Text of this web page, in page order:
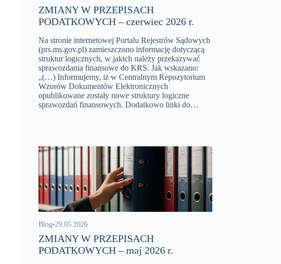
ZMIANY W PRZEPISACH
PODATKOWYCH – czerwiec 2026 r.
Na stronie internetowej Portalu Rejestrów Sądowych
(prs.ms.gov.pl) zamieszczono informację dotyczącą
struktur logicznych, w jakich należy przekazywać
sprawozdania finansowe do KRS. Jak wskazano:
„(…) Informujemy, iż w Centralnym Repozytorium
Wzorów Dokumentów Elektronicznych
opublikowane zostały nowe struktury logiczne
sprawozdań finansowych. Dodatkowo linki do…
Blog•29.05.2026
ZMIANY W PRZEPISACH
PODATKOWYCH – maj 2026 r.